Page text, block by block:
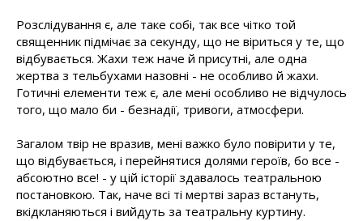
Розслідування є, але таке собі, так все чітко той
священник підмічає за секунду, що не віриться у те, що
відбувається. Жахи теж наче й присутні, але одна
жертва з тельбухами назовні - не особливо й жахи.
Готичні елементи теж є, але мені особливо не відчулось
того, що мало би - безнадії, тривоги, атмосфери.
Загалом твір не вразив, мені важко було повірити у те,
що відбувається, і перейнятися долями героїв, бо все -
абсоютно все! - у цій історії здавалось театральною
постановкою. Так, наче всі ті мертві зараз встануть,
вкідкланяються і вийдуть за театральну куртину.